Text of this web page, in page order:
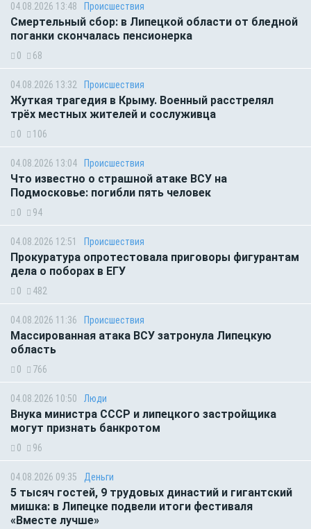
04.08.2026 13:48 Происшествия
Смертельный сбор: в Липецкой области от бледной
поганки скончалась пенсионерка
0 68
04.08.2026 13:32 Происшествия
Жуткая трагедия в Крыму. Военный расстрелял
трёх местных жителей и сослуживца
0 106
04.08.2026 13:04 Происшествия
Что известно о страшной атаке ВСУ на
Подмосковье: погибли пять человек
0 94
04.08.2026 12:51 Происшествия
Прокуратура опротестовала приговоры фигурантам
дела о поборах в ЕГУ
0 482
04.08.2026 11:36 Происшествия
Массированная атака ВСУ затронула Липецкую
область
0 766
04.08.2026 10:50 Люди
Внука министра СССР и липецкого застройщика
могут признать банкротом
0 96
04.08.2026 09:35 Деньги
5 тысяч гостей, 9 трудовых династий и гигантский
мишка: в Липецке подвели итоги фестиваля
«Вместе лучше»